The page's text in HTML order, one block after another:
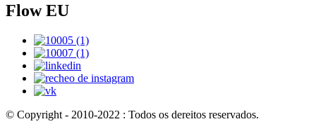
Flow EU
© Copyright - 2010-2022 : Todos os dereitos reservados.